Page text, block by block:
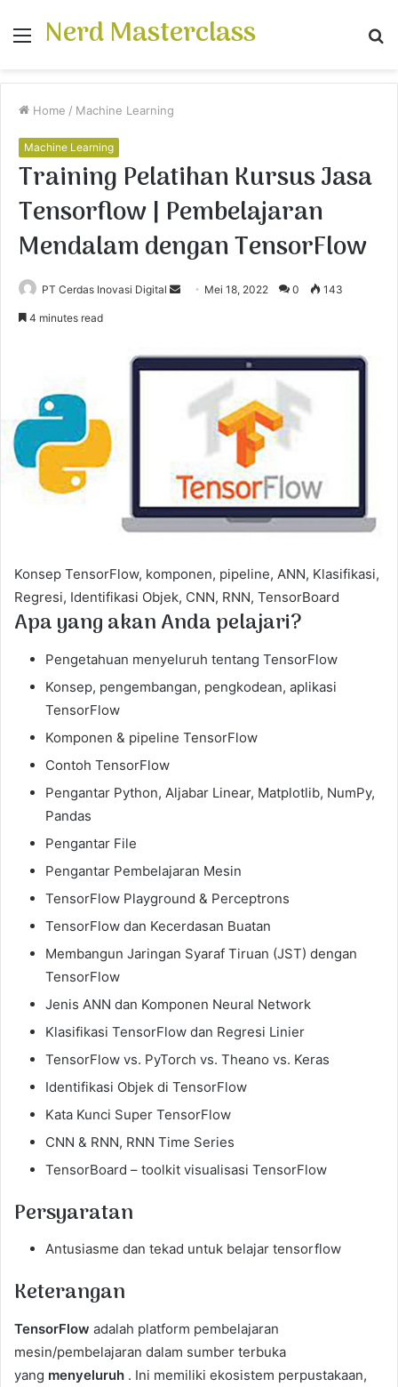
Menu
Nerd Masterclass
Home / Machine Learning
Machine Learning
Training Pelatihan Kursus Jasa
Tensorflow | Pembelajaran
Mendalam dengan TensorFlow
PT Cerdas Inovasi Digital
d
a
i
l
Mei 18, 2022 0 143
4 minutes read
Konsep TensorFlow, komponen, pipeline, ANN, Klasifikasi,
Regresi, Identifikasi Objek, CNN, RNN, TensorBoard
Apa yang akan Anda pelajari?
Pengetahuan menyeluruh tentang TensorFlow
Konsep, pengembangan, pengkodean, aplikasi
TensorFlow
Komponen & pipeline TensorFlow
Contoh TensorFlow
Pengantar Python, Aljabar Linear, Matplotlib, NumPy,
Pandas
Pengantar File
Pengantar Pembelajaran Mesin
TensorFlow Playground & Perceptrons
TensorFlow dan Kecerdasan Buatan
Membangun Jaringan Syaraf Tiruan (JST) dengan
TensorFlow
Jenis ANN dan Komponen Neural Network
Klasifikasi TensorFlow dan Regresi Linier
TensorFlow vs. PyTorch vs. Theano vs. Keras
Identifikasi Objek di TensorFlow
Kata Kunci Super TensorFlow
CNN & RNN, RNN Time Series
TensorBoard – toolkit visualisasi TensorFlow
Persyaratan
Antusiasme dan tekad untuk belajar tensorflow
Keterangan
TensorFlow adalah platform pembelajaran
mesin/pembelajaran dalam sumber terbuka
yang menyeluruh . Ini memiliki ekosistem perpustakaan,